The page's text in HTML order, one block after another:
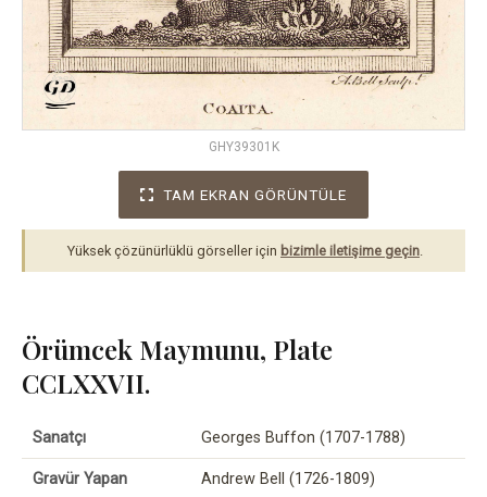
GHY39301K
TAM EKRAN GÖRÜNTÜLE
Yüksek çözünürlüklü görseller için bizimle iletişime geçin.
Örümcek Maymunu, Plate
CCLXXVII.
Sanatçı Georges Buffon (1707-1788)
Gravür Yapan Andrew Bell (1726-1809)